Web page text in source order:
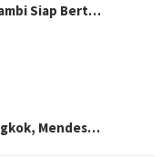
Siap Bert…
Mendes…